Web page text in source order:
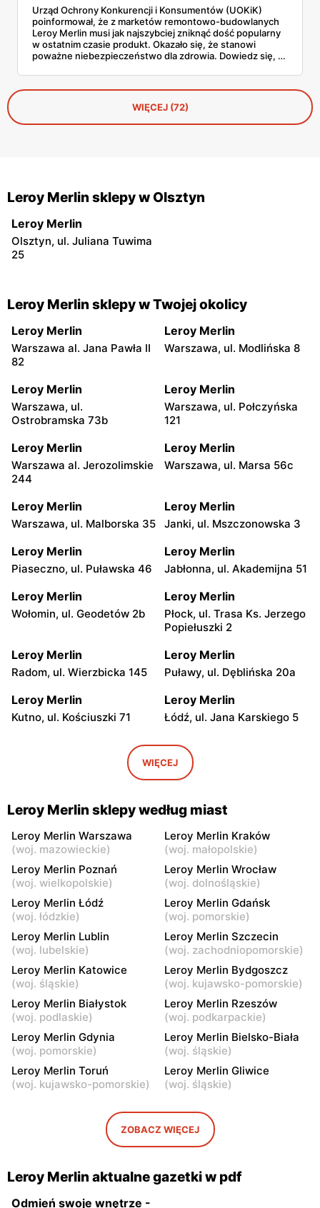
Urząd Ochrony Konkurencji i Konsumentów (UOKiK)
poinformował, że z marketów remontowo-budowlanych
Leroy Merlin musi jak najszybciej zniknąć dość popularny
w ostatnim czasie produkt. Okazało się, że stanowi
poważne niebezpieczeństwo dla zdrowia. Dowiedz się, o
WIĘCEJ (72)
Leroy Merlin sklepy w Olsztyn
Leroy Merlin
Olsztyn, ul. Juliana Tuwima
25
Leroy Merlin sklepy w Twojej okolicy
Leroy Merlin
Warszawa al. Jana Pawła II
82
Leroy Merlin
Warszawa, ul. Modlińska 8
Leroy Merlin
Warszawa, ul.
Ostrobramska 73b
Leroy Merlin
Warszawa, ul. Połczyńska
121
Leroy Merlin
Warszawa al. Jerozolimskie
244
Leroy Merlin
Warszawa, ul. Marsa 56c
Leroy Merlin
Warszawa, ul. Malborska 35
Leroy Merlin
Janki, ul. Mszczonowska 3
Leroy Merlin
Piaseczno, ul. Puławska 46
Leroy Merlin
Jabłonna, ul. Akademijna 51
Leroy Merlin
Wołomin, ul. Geodetów 2b
Leroy Merlin
Płock, ul. Trasa Ks. Jerzego
Popiełuszki 2
Leroy Merlin
Radom, ul. Wierzbicka 145
Leroy Merlin
Puławy, ul. Dęblińska 20a
Leroy Merlin
Kutno, ul. Kościuszki 71
Leroy Merlin
Łódź, ul. Jana Karskiego 5
Łódź, ul. Pojezierska 93
Leroy Merlin
Łódź, ul. Pabianicka 245
Bełchatów, ul. Armii
Krajowej 9
Lublin al. Spółdzielczości
Pracy 32
Leroy Merlin
Lublin al. Wincentego
Witosa 32
Leroy Merlin
Sieradz, ul. Henryka
Sienkiewicza 1
Leroy Merlin
Olsztyn, ul. Juliana Tuwima
25
Leroy Merlin
Białystok, ul. Hetmańska 18
Leroy Merlin
Białystok, ul. Produkcyjna
86
Leroy Merlin
Toruń, ul. szosa Lubicka 155
Leroy Merlin
Konin, ul. Spółdzielców 16
Leroy Merlin
Inowrocław, ul. Wojska
Polskiego 16
Leroy Merlin Leroy Merlin
Warszawy 6
Leroy Merlin
Rejewskiego 5
WIĘCEJ
Leroy Merlin sklepy według miast
Leroy Merlin Warszawa
(woj. mazowieckie)
Leroy Merlin Kraków
(woj. małopolskie)
Leroy Merlin Poznań
(woj. wielkopolskie)
Leroy Merlin Wrocław
(woj. dolnośląskie)
Leroy Merlin Łódź
(woj. łódzkie)
Leroy Merlin Gdańsk
(woj. pomorskie)
Leroy Merlin Lublin
(woj. lubelskie)
Leroy Merlin Szczecin
(woj. zachodniopomorskie)
Leroy Merlin Katowice
(woj. śląskie)
Leroy Merlin Bydgoszcz
(woj. kujawsko-pomorskie)
Leroy Merlin Białystok
(woj. podlaskie)
Leroy Merlin Rzeszów
(woj. podkarpackie)
Leroy Merlin Gdynia
(woj. pomorskie)
Leroy Merlin Bielsko-Biała
(woj. śląskie)
Leroy Merlin Toruń
(woj. kujawsko-pomorskie)
Leroy Merlin Gliwice
(woj. śląskie)
ZOBACZ WIĘCEJ
Leroy Merlin aktualne gazetki w pdf
Odmień swoje wnętrze -